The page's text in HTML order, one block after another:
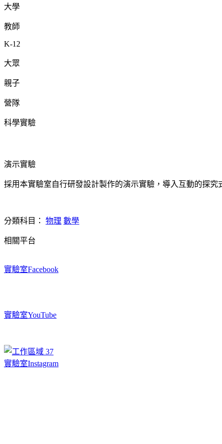
大學
教師
K-12
大眾
親子
營隊
科學實驗
演示實驗
採用本實驗室自行研發設計製作的演示實驗，導入互動的探
分類科目： 物理 數學
相關平台
實驗室Facebook
實驗室YouTube
實驗室Instagram